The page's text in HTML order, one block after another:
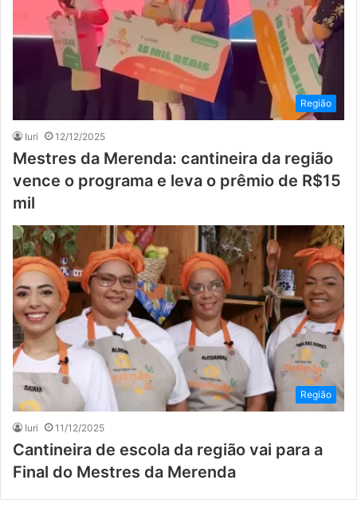
Região
Iuri 12/12/2025
Mestres da Merenda: cantineira da região
vence o programa e leva o prêmio de R$15
mil
Região
Iuri 11/12/2025
Cantineira de escola da região vai para a
Final do Mestres da Merenda